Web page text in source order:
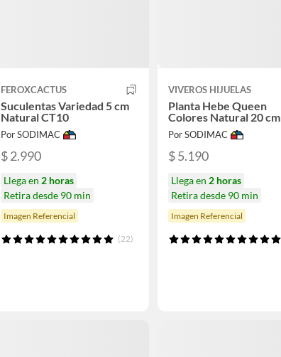
FEROXCACTUS
Suculentas Variedad 5 cm
Natural CT10
Por SODIMAC
$ 2.990
Llega en 2 horas
Retira desde 90 min
Imagen Referencial
(22)
VIVEROS HIJUELAS
Planta Hebe Queen
Colores Natural 20 cm
Por SODIMAC
$ 5.190
Llega en 2 horas
Retira desde 90 min
Imagen Referencial